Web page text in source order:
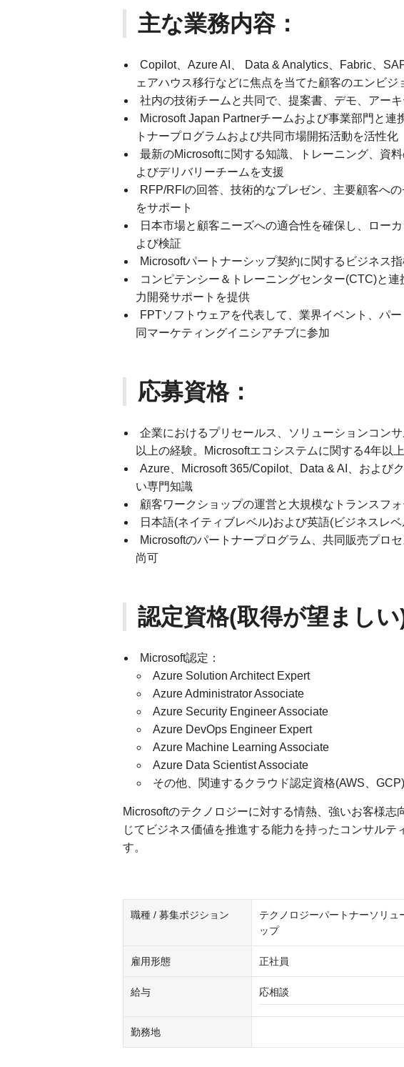
主な業務内容：
Copilot、Azure AI、 Data & Analytics、Fabric、
ェアハウス移行などに焦点を当てた顧客のエンビ
社内の技術チームと共同で、提案書、デモ、アー
Microsoft Japan Partnerチームおよび事業部門と
トナープログラムおよび共同市場開拓活動を活性化
最新のMicrosoftに関する知識、トレーニング、資
よびデリバリーチームを支援
RFP/RFIの回答、技術的なプレゼン、主要顧客へ
をサポート
日本市場と顧客ニーズへの適合性を確保し、ロー
よび検証
Microsoftパートナーシップ契約に関するビジネス
コンピテンシー＆トレーニングセンター(CTC)と
力開発サポートを提供
FPTソフトウェアを代表して、業界イベント、パ
同マーケティングイニシアチブに参加
応募資格：
企業におけるプリセールス、ソリューションコン
以上の経験。Microsoftエコシステムに関する4年以
Azure、Microsoft 365/Copilot、Data & AI、および
い専門知識
顧客ワークショップの運営と大規模なトランスフ
日本語(ネイティブレベル)および英語(ビジネスレ
Microsoftのパートナープログラム、共同販売プロ
尚可
認定資格(取得が望ましい
Microsoft認定：
Azure Solution Architect Expert
Azure Administrator Associate
Azure Security Engineer Associate
Azure DevOps Engineer Expert
Azure Machine Learning Associate
Azure Data Scientist Associate
その他、関連するクラウド認定資格(AWS、
Microsoftのテクノロジーに対する情熱、強いお客様
じてビジネス価値を推進する能力を持ったコンサル
す。
職種 / 募集ポジション
テクノロジーパートナーソリ
ップ
雇用形態 正社員
給与 応相談
勤務地